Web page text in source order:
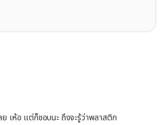
ย เห้อ แต่ก็ชอบนะ ถึงจะรู้ว่าพลาสติก